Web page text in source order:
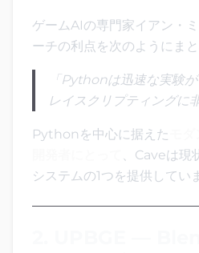
ゲームAIの専門家イアン・
ーチの利点を次のようにま
「Pythonは迅速な実験
レイスクリプティングに
Pythonを中心に据えた
、Caveは現
システムの1つを提供してい